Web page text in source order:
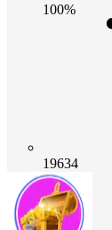
100%
19634